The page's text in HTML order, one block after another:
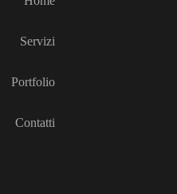
Servizi
Portfolio
Contatti